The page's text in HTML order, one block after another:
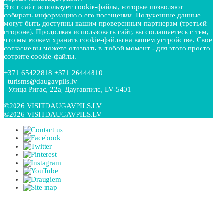
Этот сайт использует cookie-файлы, которые позволяют
собирать информацию о его посещении. Полученные данные
могут быть доступны нашим проверенным партнерам (третьей
стороне). Продолжая использовать сайт, вы соглашаетесь с тем,
что мы можем хранить cookie-файлы на вашем устройстве. Свое
согласие вы можете отозвать в любой момент - для этого просто
сотрите cookie-файлы.
+371 65422818 +371 26444810
turisms@daugavpils.lv
Улица Ригас, 22a, Даугавпилс, LV-5401
©2026 VISITDAUGAVPILS.LV
©2026 VISITDAUGAVPILS.LV